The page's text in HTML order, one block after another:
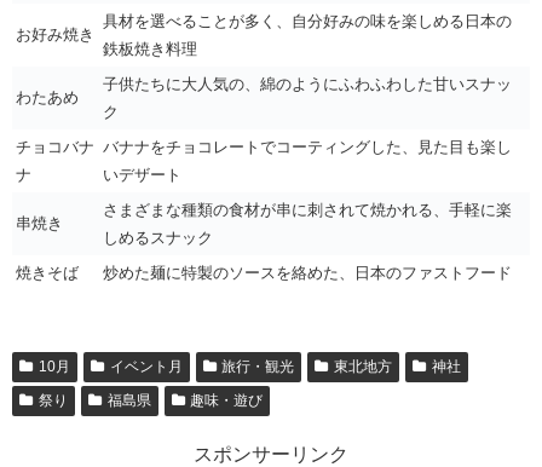
お好み焼き
具材を選べることが多く、自分好みの味を楽しめる日本の
鉄板焼き料理
わたあめ
子供たちに大人気の、綿のようにふわふわした甘いスナッ
ク
チョコバナ
ナ
バナナをチョコレートでコーティングした、見た目も楽し
いデザート
串焼き
さまざまな種類の食材が串に刺されて焼かれる、手軽に楽
しめるスナック
焼きそば
炒めた麺に特製のソースを絡めた、日本のファストフード
10月 イベント月 旅行・観光 東北地方
神社
祭り
福島県 趣味・遊び
スポンサーリンク